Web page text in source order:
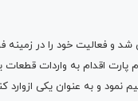
تاسیس شد و فعالیت خود را در
. پس از گذشت10 سال سام پارت اقدام به
نمود و به عنوان یکی ازوارد